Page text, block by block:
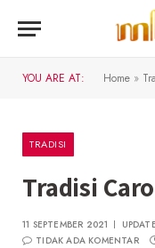
YOU ARE AT: Home »
TRADISI
Tradisi
11 SEPTEMBER 2021
TIDAK ADA KOMENTAR